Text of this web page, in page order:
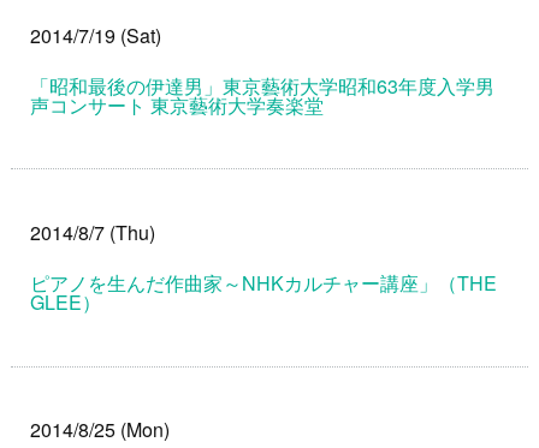
2014/7/19 (Sat)
「昭和最後の伊達男」東京藝術大学昭和63年度入学男
声コンサート 東京藝術大学奏楽堂
2014/8/7 (Thu)
ピアノを生んだ作曲家～NHKカルチャー講座」（THE
GLEE）
2014/8/25 (Mon)